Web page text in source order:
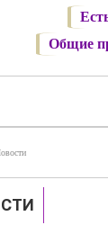
Общие